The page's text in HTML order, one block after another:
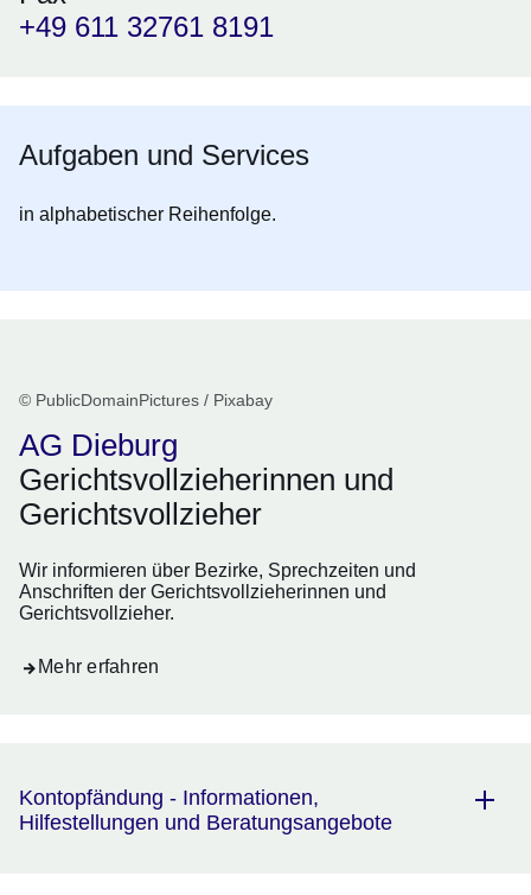
+49 611 32761 8191
Aufgaben und Services
in alphabetischer Reihenfolge.
© PublicDomainPictures / Pixabay
AG Dieburg
Gerichtsvollzieherinnen und
Gerichtsvollzieher
Wir informieren über Bezirke, Sprechzeiten und
Anschriften der Gerichtsvollzieherinnen und
Gerichtsvollzieher.
Mehr erfahren
Kontopfändung - Informationen,
Hilfestellungen und Beratungsangebote